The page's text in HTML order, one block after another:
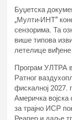
Буџетска
„Мулти-ИНТ“
сензорима. Та
више типова
летелице
Програм УЛТРА
Ратног
фискалној 2027.
Америчка
за трајно ИСР